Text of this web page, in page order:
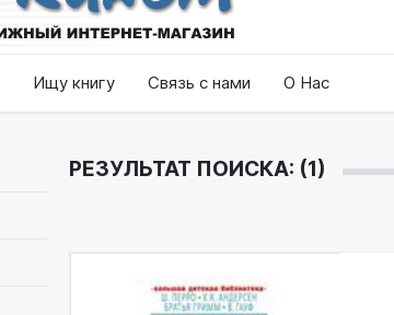
Ищу книгу Связь с нами О Нас
РЕЗУЛЬТАТ ПОИСКА: (1)